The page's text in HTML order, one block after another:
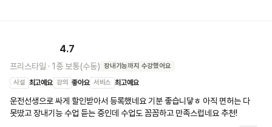
4.7
프리스타일 · 1종 보통(수동) 장내기능까지 수강했어요
시설 최고예요 강의 좋아요 서비스 최고예요
운전선생으로 싸게 할인받아서 등록했네요 기분 좋습니닿ㅎ 아직 면허는 다
못땄고 장내기능 수업 듣는 중인데 수업도 꼼꼼하고 만족스럽네요 추천!